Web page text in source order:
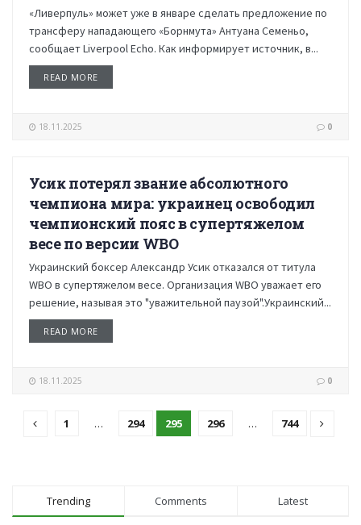
«Ливерпуль» может уже в январе сделать предложение по
трансферу нападающего «Борнмута» Антуана Семеньо,
сообщает Liverpool Echo. Как информирует источник, в...
READ MORE
18.11.2025 0
НОВОСТИ
Усик потерял звание абсолютного
чемпиона мира: украинец освободил
чемпионский пояс в супертяжелом
весе по версии WBO
Украинский боксер Александр Усик отказался от титула
WBO в супертяжелом весе. Организация WBO уважает его
решение, называя это "уважительной паузой".Украинский...
READ MORE
18.11.2025 0
1 … 294 295 296 … 744
Trending Comments Latest